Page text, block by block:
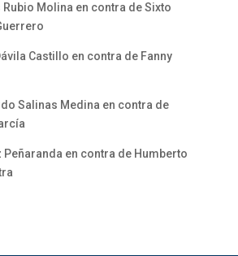
Rubio Molina en contra de Sixto
Castillo en contra de Fanny
Salinas Medina en contra de
Peñaranda en contra de Humberto